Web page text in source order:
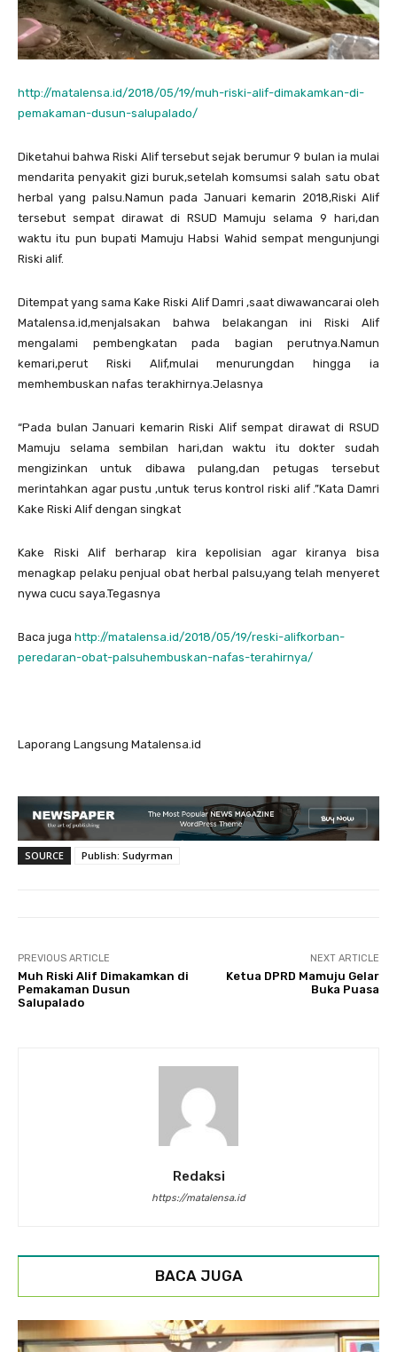
http://matalensa.id/2018/05/19/muh-riski-alif-dimakamkan-di-
pemakaman-dusun-salupalado/
Diketahui bahwa Riski Alif tersebut sejak berumur 9 bulan ia mulai
mendarita penyakit gizi buruk,setelah komsumsi salah satu obat
herbal yang palsu.Namun pada Januari kemarin 2018,Riski Alif
tersebut sempat dirawat di RSUD Mamuju selama 9 hari,dan
waktu itu pun bupati Mamuju Habsi Wahid sempat mengunjungi
Riski alif.
Ditempat yang sama Kake Riski Alif Damri ,saat diwawancarai oleh
Matalensa.id,menjalsakan bahwa belakangan ini Riski Alif
mengalami pembengkatan pada bagian perutnya.Namun
kemari,perut Riski Alif,mulai menurungdan hingga ia
memhembuskan nafas terakhirnya.Jelasnya
“Pada bulan Januari kemarin Riski Alif sempat dirawat di RSUD
Mamuju selama sembilan hari,dan waktu itu dokter sudah
mengizinkan untuk dibawa pulang,dan petugas tersebut
merintahkan agar pustu ,untuk terus kontrol riski alif .”Kata Damri
Kake Riski Alif dengan singkat
Kake Riski Alif berharap kira kepolisian agar kiranya bisa
menagkap pelaku penjual obat herbal palsu,yang telah menyeret
nywa cucu saya.Tegasnya
Baca juga http://matalensa.id/2018/05/19/reski-alifkorban-
peredaran-obat-palsuhembuskan-nafas-terahirnya/
Laporang Langsung Matalensa.id
SOURCE Publish: Sudyrman
PREVIOUS ARTICLE
Muh Riski Alif Dimakamkan di
Pemakaman Dusun
Salupalado
NEXT ARTICLE
Ketua DPRD Mamuju Gelar
Buka Puasa
Redaksi
https://matalensa.id
BACA JUGA